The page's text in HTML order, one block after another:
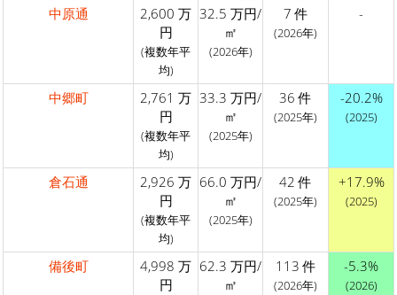
中原通
2,600 万
円
(複数年平
均)
32.5 万円/
㎡
(2026年)
7 件
(2026年)
-
中郷町
2,761 万
円
(複数年平
均)
33.3 万円/
㎡
(2025年)
36 件
(2025年)
-20.2%
(2025)
倉石通
2,926 万
円
(複数年平
均)
66.0 万円/
㎡
(2025年)
42 件
(2025年)
+17.9%
(2025)
備後町
4,998 万
円
62.3 万円/
㎡
113 件
(2026年)
-5.3%
(2026)